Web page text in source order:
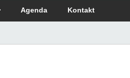
Agenda Kontakt